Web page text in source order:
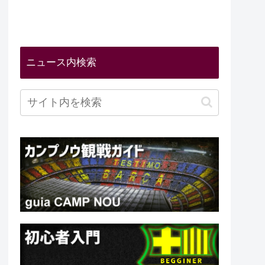
ニュース内検索